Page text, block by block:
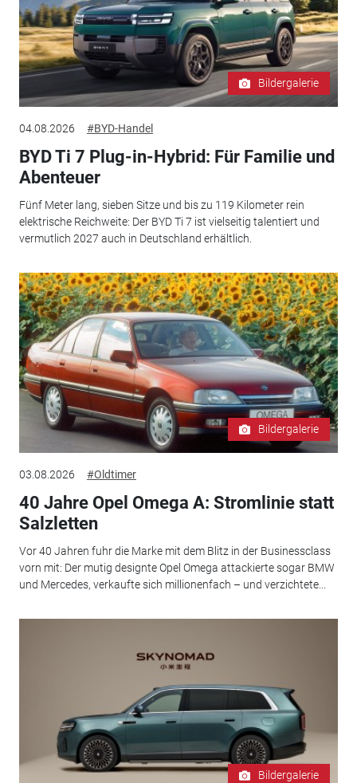
Bildergalerie
04.08.2026 #BYD-Handel
BYD Ti 7 Plug-in-Hybrid: Für Familie und
Abenteuer
Fünf Meter lang, sieben Sitze und bis zu 119 Kilometer rein
elektrische Reichweite: Der BYD Ti 7 ist vielseitig talentiert und
vermutlich 2027 auch in Deutschland erhältlich.
Bildergalerie
03.08.2026 #Oldtimer
40 Jahre Opel Omega A: Stromlinie statt
Salzletten
Vor 40 Jahren fuhr die Marke mit dem Blitz in der Businessclass
vorn mit: Der mutig designte Opel Omega attackierte sogar BMW
und Mercedes, verkaufte sich millionenfach – und verzichtete...
Bildergalerie